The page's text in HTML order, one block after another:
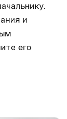
и
его